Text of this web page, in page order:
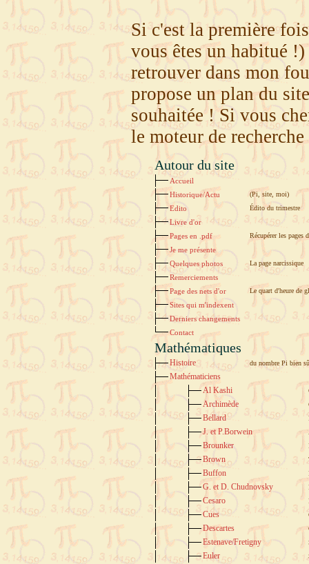
Si c'est la première
vous êtes un habitué
retrouver dans mon
propose un plan du
souhaitée ! Si vous
le moteur de
Autour du site
Accueil
Historique/Actu
(Pi, site, moi)
Edito Édito du trimestre
Livre d'or
Pages en .pdf
Récupérer les pages
Je me présente
Quelques photos
La page narcissique
Remerciements
Page des nets d'or
Le quart d'heure de
Sites qui m'indexent
Derniers changements
Contact
Mathématiques
Histoire du nombre Pi bien
Mathématiciens
Al Kashi
Archimède
Bellard
J. et P.Borwein
Brounker
Brown
Buffon
G. et D. Chudnovsky
Cesaro
Cues
Descartes
Estenave/Fretigny
Euler